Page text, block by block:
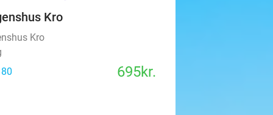
Kro
Kro
695kr.